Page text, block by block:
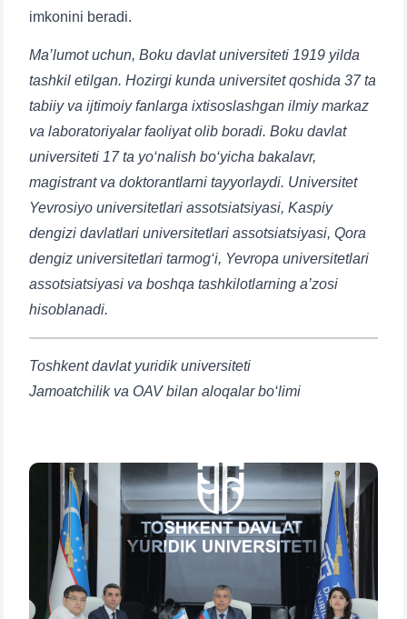
Ism va familiyangiz
imkonini beradi.
Ma’lumot uchun, Boku davlat universiteti 1919 yilda
tashkil etilgan. Hozirgi kunda universitet qoshida 37 ta
tabiiy va ijtimoiy fanlarga ixtisoslashgan ilmiy markaz
va laboratoriyalar faoliyat olib boradi. Boku davlat
universiteti 17 ta yo‘nalish bo‘yicha bakalavr,
magistrant va doktorantlarni tayyorlaydi. Universitet
Yevrosiyo universitetlari assotsiatsiyasi, Kaspiy
dengizi davlatlari universitetlari assotsiatsiyasi, Qora
dengiz universitetlari tarmog‘i, Yevropa universitetlari
assotsiatsiyasi va boshqa tashkilotlarning a’zosi
hisoblanadi.
Toshkent davlat yuridik universiteti
Jamoatchilik va OAV bilan aloqalar bo‘limi